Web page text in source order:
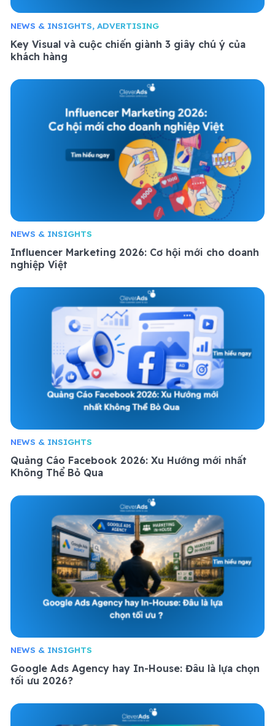
NEWS & INSIGHTS, ADVERTISING
Key Visual và cuộc chiến giành 3 giây chú ý của
khách hàng
NEWS & INSIGHTS
Influencer Marketing 2026: Cơ hội mới cho doanh
nghiệp Việt
NEWS & INSIGHTS
Quảng Cáo Facebook 2026: Xu Hướng mới nhất
Không Thể Bỏ Qua
NEWS & INSIGHTS
Google Ads Agency hay In-House: Đâu là lựa chọn
tối ưu 2026?